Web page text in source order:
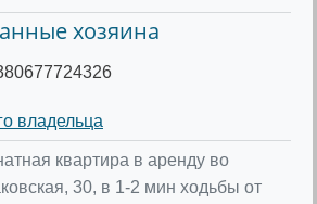
хозяина
владельца
квартира в аренду во
30, в 1-2 мин ходьбы от